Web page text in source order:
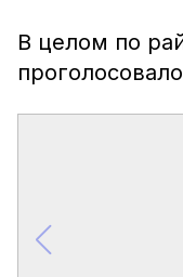
В целом по